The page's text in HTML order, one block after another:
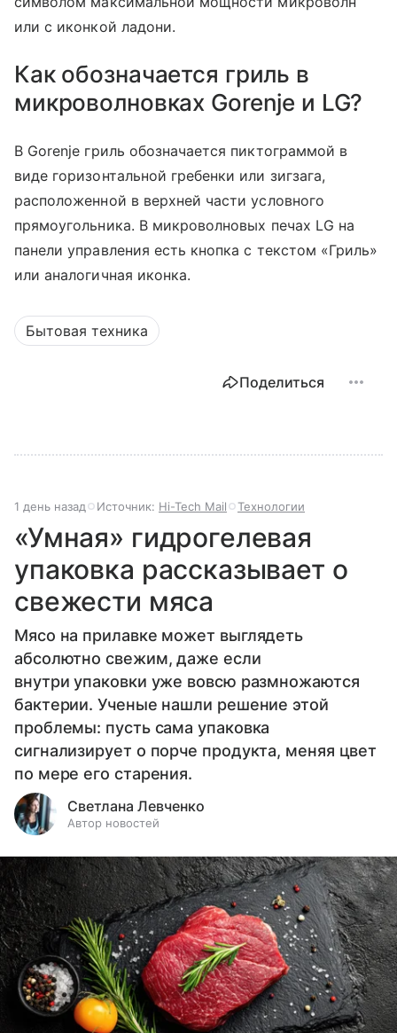
или с иконкой ладони.
Как обозначается гриль в
микроволновках Gorenje и LG?
В Gorenje гриль обозначается пиктограммой в
виде горизонтальной гребенки или зигзага,
расположенной в верхней части условного
прямоугольника. В микроволновых печах LG на
панели управления есть кнопка с текстом «Гриль»
или аналогичная иконка.
Бытовая техника
Поделиться
1 день назад Источник: Hi-Tech Mail Технологии
«Умная» гидрогелевая
упаковка рассказывает о
свежести мяса
Мясо на прилавке может выглядеть
абсолютно свежим, даже если
внутри упаковки уже вовсю размножаются
бактерии. Ученые нашли решение этой
проблемы: пусть сама упаковка
сигнализирует о порче продукта, меняя цвет
по мере его старения.
Светлана Левченко
Автор новостей